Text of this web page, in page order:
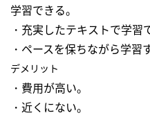
学習できる。
・充実したテキストで学習
・ペースを保ちながら学習
デメリット
・費用が高い。
・近くにない。